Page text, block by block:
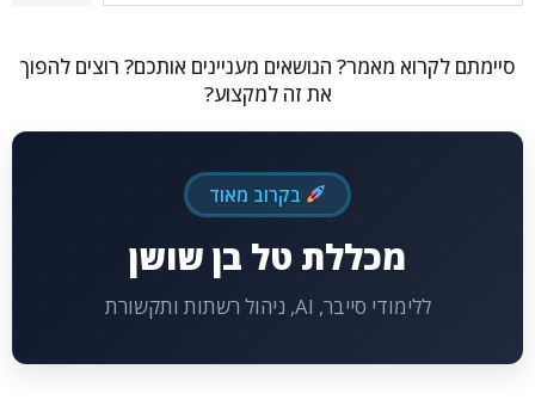
סיימתם לקרוא מאמר? הנושאים מעניינים אותכם? רוצים להפוך
את זה למקצוע?
בקרוב מאוד
מכללת טל בן שושן
ללימודי סייבר, AI, ניהול רשתות ותקשורת